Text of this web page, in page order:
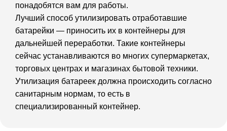
понадобятся вам для работы.
Лучший способ утилизировать отработавшие
батарейки — приносить их в контейнеры для
дальнейшей переработки. Такие контейнеры
сейчас устанавливаются во многих супермаркетах,
торговых центрах и магазинах бытовой техники.
Утилизация батареек должна происходить согласно
санитарным нормам, то есть в
специализированный контейнер.